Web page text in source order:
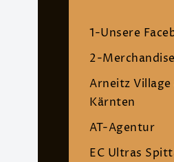
1-Unsere
2-Merchandise
Arneitz Village
Kärnten
AT-Agentur
EC Ultras